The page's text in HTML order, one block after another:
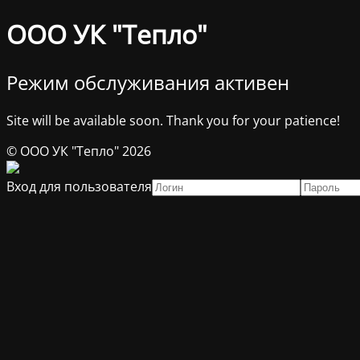
ООО УК "Тепло"
Режим обслуживания активен
Site will be available soon. Thank you for your patience!
© ООО УК "Тепло" 2026
Вход для пользователя